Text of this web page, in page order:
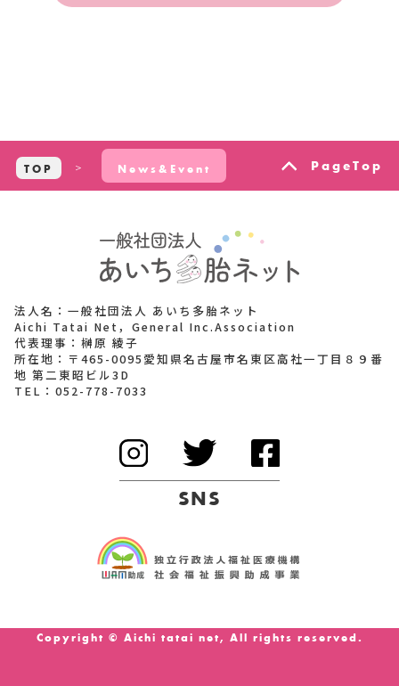
TOP News&Event PageTop
法人名：一般社団法人 あいち多胎ネット
Aichi Tatai Net，General Inc.Association
代表理事：榊原 綾子
所在地：〒465-0095愛知県名古屋市名東区高社一丁目８９番
地 第二東昭ビル3D
TEL： 052-778-7033
SNS
Copyright © Aichi tatai net, All rights reserved.